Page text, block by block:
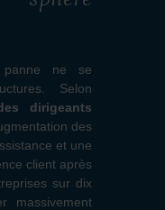
panne ne se
Selon
dirigeants
des
et une
client après
sur dix
massivement